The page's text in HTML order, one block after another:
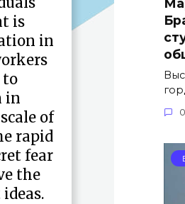
is
in
to
in
of
rapid
fear
the
0